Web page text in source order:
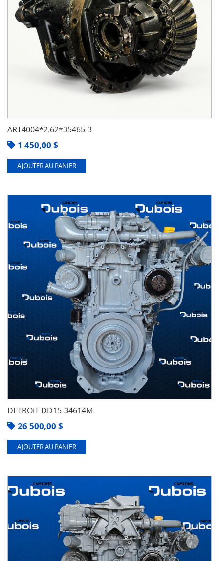
ART4004*2.62*35465-3
1 450,00 $
AJOUTER AU PANIER
DETROIT DD15-34614M
26 500,00 $
AJOUTER AU PANIER